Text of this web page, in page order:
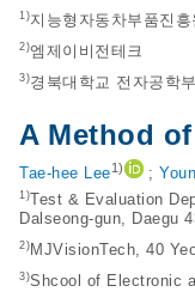
1)지능형자동차부품진
2)엠제이비전테크
3)경북대학교 전자공학부
A Method
Tae-hee Lee1) ;
1)Test & Evaluation
Dalseong-gun, Daegu
2) MJVisionTech, 40
3)Shcool of Electronic